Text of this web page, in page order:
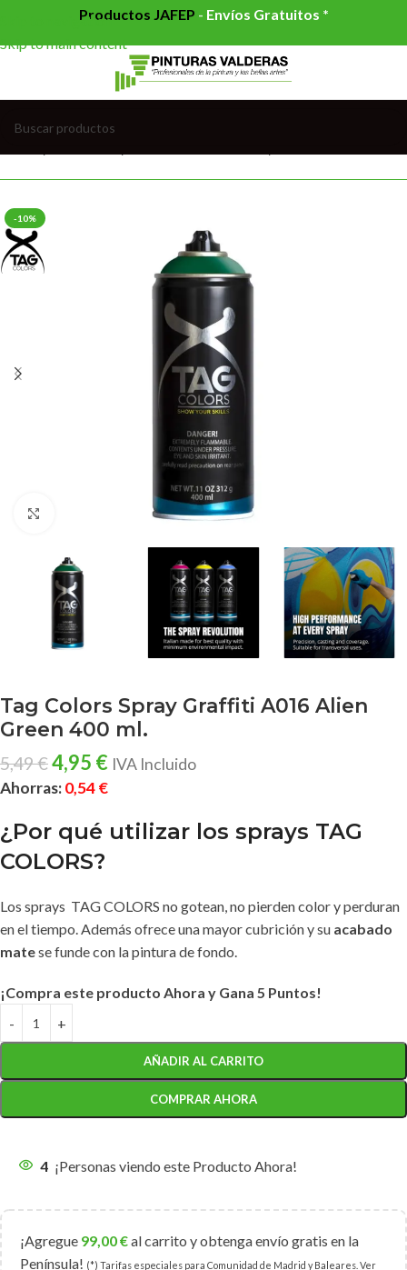
Skip to navigation
Skip to main content
Productos JAFEP - Envíos Gratuitos *
-10%
Clic para ampliar
Tag Colors Spray Graffiti A016 Alien
Green 400 ml.
5,49€4,95 € IVA Incluido
Ahorras:0,54€
¿Por qué utilizar los sprays TAG
COLORS?
Los sprays TAG COLORS no gotean, no pierden color y perduran
en el tiempo. Además ofrece una mayor cubrición y su acabado
matese funde con la pintura de fondo.
¡Compra este producto Ahora y Gana 5 Puntos!
AÑADIR AL CARRITO
COMPRAR AHORA
4 ¡Personas viendo este Producto Ahora!
¡Agregue 99,00€al carrito y obtenga envío gratis en la
Península! (*) Tarifas especiales para Comunidad de Madrid y Baleares. Ver